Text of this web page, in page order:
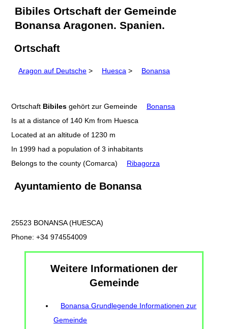
Bibiles Ortschaft der Gemeinde
Bonansa Aragonen. Spanien.
Ortschaft
Aragon auf Deutsche > Huesca > Bonansa
Ortschaft Bibiles gehört zur Gemeinde
Bonansa
Is at a distance of 140 Km from Huesca
Located at an altitude of 1230 m
In 1999 had a population of 3 inhabitants
Belongs to the county (Comarca)
Ribagorza
Ayuntamiento de Bonansa
25523 BONANSA (HUESCA)
Phone: +34 974554009
Weitere Informationen der
Gemeinde
Bonansa Grundlegende Informationen zur
Gemeinde